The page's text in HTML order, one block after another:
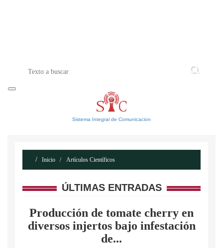
Sistema Integral de Comunicacion
Inicio Artículos Científicos
ÚLTIMAS ENTRADAS
Producción de tomate cherry en
diversos injertos bajo infestación
de...